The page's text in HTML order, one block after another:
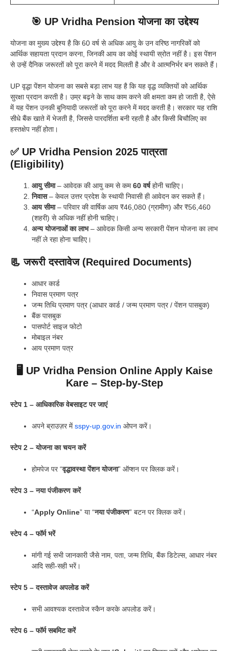
🎯 UP Vridha Pension योजना का उद्देश्य
योजना का मुख्य उद्देश्य है कि 60 वर्ष से अधिक आयु के उन वरिष्ठ नागरिकों को
आर्थिक सहायता प्रदान करना, जिनकी आय का कोई स्थायी स्रोत नहीं है। इस पेंशन
से उन्हें दैनिक जरूरतों को पूरा करने में मदद मिलती है और वे आत्मनिर्भर बन सकते हैं।
UP वृद्धा पेंशन योजना का सबसे बड़ा लाभ यह है कि यह वृद्ध व्यक्तियों को आर्थिक
सुरक्षा प्रदान करती है। उम्र बढ़ने के साथ काम करने की क्षमता कम हो जाती है, ऐसे
में यह पेंशन उनकी बुनियादी जरूरतों को पूरा करने में मदद करती है। सरकार यह राशि
सीधे बैंक खाते में भेजती है, जिससे पारदर्शिता बनी रहती है और किसी बिचौलिए का
हस्तक्षेप नहीं होता।
✅ UP Vridha Pension 2025 पात्रता
(Eligibility)
आयु सीमा– आवेदक की आयु कम से कम60 वर्षहोनी चाहिए।
निवास– केवल उत्तर प्रदेश के स्थायी निवासी ही आवेदन कर सकते हैं।
आय सीमा– परिवार की वार्षिक आय ₹46,080 (ग्रामीण) और ₹56,460
(शहरी) से अधिक नहीं होनी चाहिए।
अन्य योजनाओं का लाभ– आवेदक किसी अन्य सरकारी पेंशन योजना का लाभ
नहीं ले रहा होना चाहिए।
📃 जरूरी दस्तावेज (Required Documents)
आधार कार्ड
निवास प्रमाण पत्र
जन्म तिथि प्रमाण पत्र (आधार कार्ड / जन्म प्रमाण पत्र / पेंशन पासबुक)
बैंक पासबुक
पासपोर्ट साइज फोटो
मोबाइल नंबर
आय प्रमाण पत्र
🖥️ UP Vridha Pension Online Apply Kaise
Kare – Step-by-Step
स्टेप 1 – आधिकारिक वेबसाइट पर जाएं
अपने ब्राउज़र मेंsspy-up.gov.in ओपन करें।
स्टेप 2 – योजना का चयन करें
होमपेज पर “वृद्धावस्था पेंशन योजना” ऑप्शन पर क्लिक करें।
स्टेप 3 – नया पंजीकरण करें
“Apply Online” या “नया पंजीकरण” बटन पर क्लिक करें।
स्टेप 4 – फॉर्म भरें
मांगी गई सभी जानकारी जैसे नाम, पता, जन्म तिथि, बैंक डिटेल्स, आधार नंबर
आदि सही-सही भरें।
स्टेप 5 – दस्तावेज अपलोड करें
सभी आवश्यक दस्तावेज स्कैन करके अपलोड करें।
स्टेप 6 – फॉर्म सबमिट करें